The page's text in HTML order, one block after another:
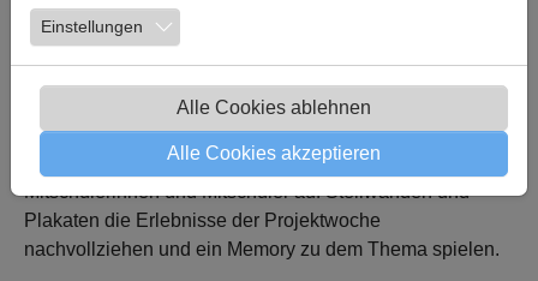
Versuche im Wald, sowie Abenteuerspiele durch. Ein
Ausflug zum Wasserspielplatz sorgte für Abkühlung und
Im Jugendzentrum Heeren-Werve wurden tolle Ideen für
die Sommerferien gesammelt und mitgenommen.
Bei der Mitmachaktion am Freitag konnten die
Mitschülerinnen und Mitschüler auf Stellwänden und
Plakaten die Erlebnisse der Projektwoche
nachvollziehen und ein Memory zu dem Thema spielen.
Einstellungen
Alle Cookies ablehnen
Alle Cookies akzeptieren